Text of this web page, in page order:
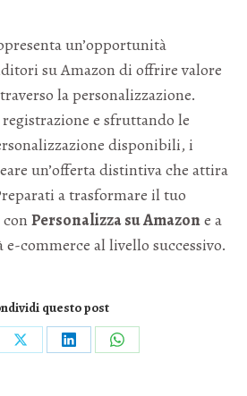
un’opportunità
su Amazon di offrire valore
la personalizzazione.
e sfruttando le
disponibili, i
un’offerta distintiva che attira
a trasformare il tuo
Personalizza su Amazone a
commerce al livello successivo.
questo post
CondividiCondividiCondividi